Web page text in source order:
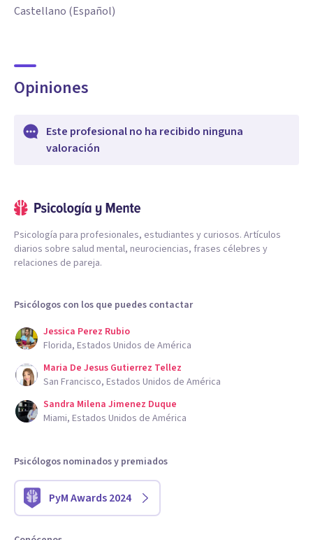
Castellano (Español)
Opiniones
Este profesional no ha recibido ninguna
valoración
Psicología para profesionales, estudiantes y curiosos. Artículos
diarios sobre salud mental, neurociencias, frases célebres y
relaciones de pareja.
Psicólogos con los que puedes contactar
Jessica Perez Rubio
Florida, Estados Unidos de América
Maria De Jesus Gutierrez Tellez
San Francisco, Estados Unidos de América
Sandra Milena Jimenez Duque
Miami, Estados Unidos de América
Psicólogos nominados y premiados
PyM Awards 2024